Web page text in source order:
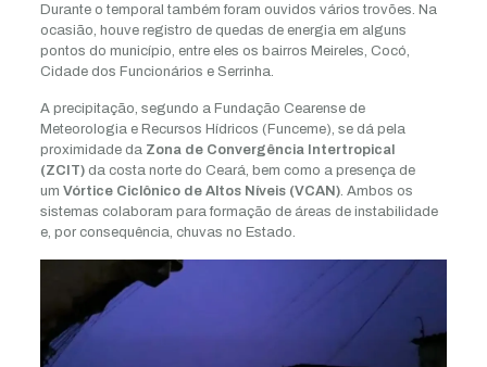
Durante o temporal também foram ouvidos vários trovões. Na
ocasião, houve registro de quedas de energia em alguns
pontos do município, entre eles os bairros Meireles, Cocó,
Cidade dos Funcionários e Serrinha.
A precipitação, segundo a Fundação Cearense de
Meteorologia e Recursos Hídricos (Funceme), se dá pela
proximidade da Zona de Convergência Intertropical
(ZCIT)da costa norte do Ceará, bem como a presença de
um Vórtice Ciclônico de Altos Níveis (VCAN). Ambos os
sistemas colaboram para formação de áreas de instabilidade
e, por consequência, chuvas no Estado.